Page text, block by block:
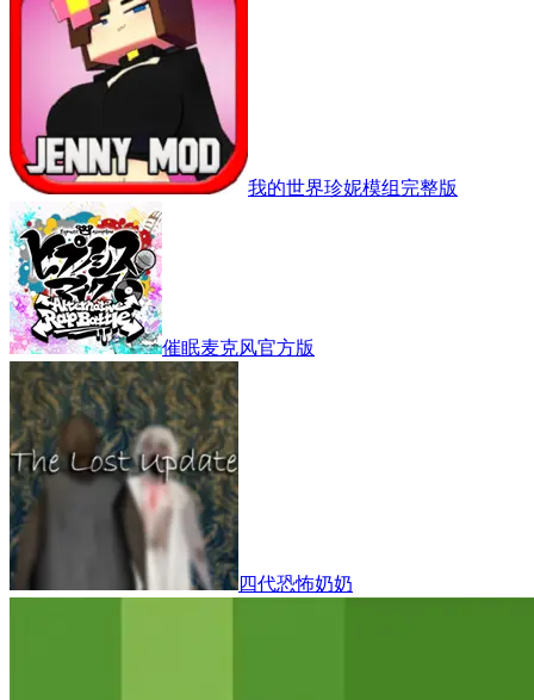
我的世界珍妮模组完整版
催眠麦克风官方版
四代恐怖奶奶